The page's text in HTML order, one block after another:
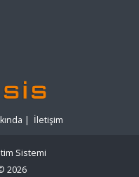
| İletişim
Sistemi
2026